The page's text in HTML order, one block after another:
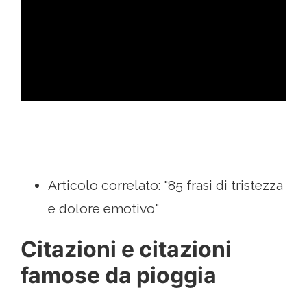
Articolo correlato: "85 frasi di tristezza
e dolore emotivo"
Citazioni e citazioni
famose da pioggia